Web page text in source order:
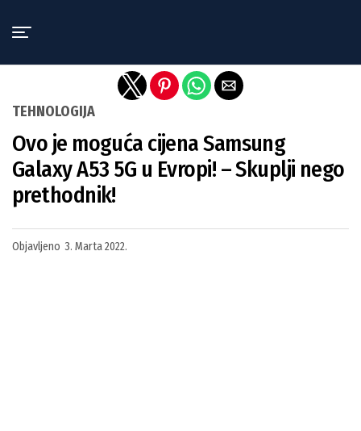
TEHNOLOGIJA
Ovo je moguća cijena Samsung
Galaxy A53 5G u Evropi! – Skuplji nego
prethodnik!
Objavljeno 3. Marta 2022.